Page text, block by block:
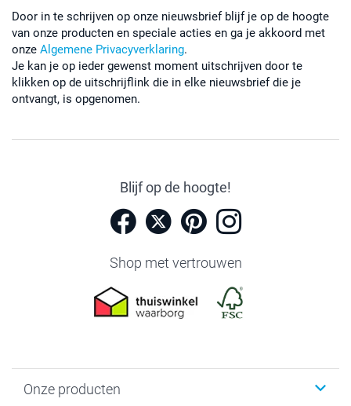
Door in te schrijven op onze nieuwsbrief blijf je op de hoogte
van onze producten en speciale acties en ga je akkoord met
onze Algemene Privacyverklaring.
Je kan je op ieder gewenst moment uitschrijven door te
klikken op de uitschrijflink die in elke nieuwsbrief die je
ontvangt, is opgenomen.
Blijf op de hoogte!
Shop met vertrouwen
Onze producten